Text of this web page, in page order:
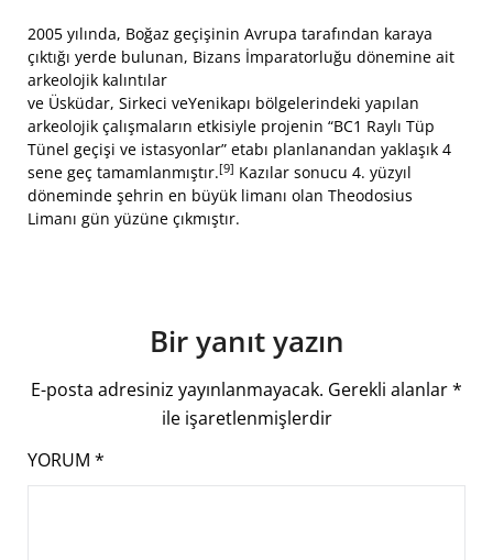
2005 yılında, Boğaz geçişinin Avrupa tarafından karaya
çıktığı yerde bulunan, Bizans İmparatorluğu dönemine ait
arkeolojik kalıntılar
ve Üsküdar, Sirkeci veYenikapı bölgelerindeki yapılan
arkeolojik çalışmaların etkisiyle projenin “BC1 Raylı Tüp
Tünel geçişi ve istasyonlar” etabı planlanandan yaklaşık 4
sene geç tamamlanmıştır.[9] Kazılar sonucu 4. yüzyıl
döneminde şehrin en büyük limanı olan Theodosius
Limanı gün yüzüne çıkmıştır.
Bir yanıt yazın
E-posta adresiniz yayınlanmayacak. Gerekli alanlar*
ile işaretlenmişlerdir
YORUM *